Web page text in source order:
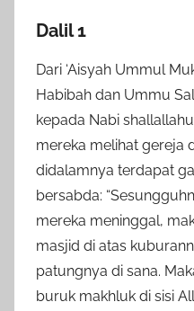
Dalil 1
Dari ‘Aisyah Ummul
Habibah dan Ummu
kepada Nabi
mereka melihat gereja
didalamnya terdapat
bersabda:
mereka meninggal,
masjid di atas
patungnya di sana.
buruk makhluk di sisi